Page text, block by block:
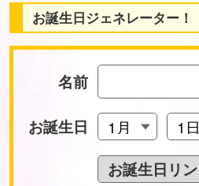
お誕生日ジェネレーター！
名前
お誕生日